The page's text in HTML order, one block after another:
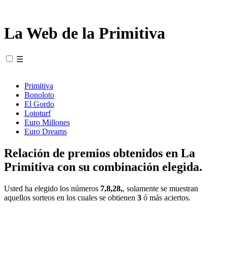
La Web de la Primitiva
☰
Primitiva
Bonoloto
El Gordo
Lototurf
Euro Millones
Euro Dreams
Relación de premios obtenidos en La
Primitiva con su combinación elegida.
Usted ha elegido los números 7,8,28,, solamente se muestran
aquellos sorteos en los cuales se obtienen 3 ó más aciertos.